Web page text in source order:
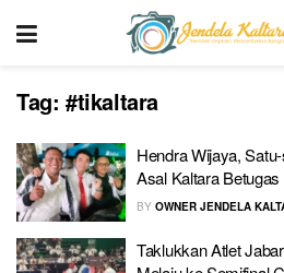
Tag: #tikaltara
Hendra Wijaya,
Asal Kaltara
BY OWNER JENDELA
Taklukkan Atlet